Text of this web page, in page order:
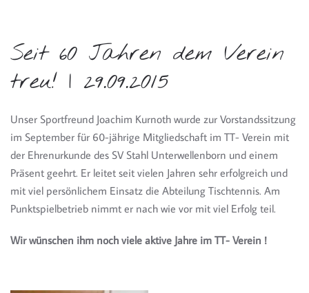
Seit 60 Jahren dem Verein
treu! | 29.09.2015
Unser Sportfreund Joachim Kurnoth wurde zur Vorstandssitzung
im September für 60-jährige Mitgliedschaft im TT- Verein mit
der Ehrenurkunde des SV Stahl Unterwellenborn und einem
Präsent geehrt. Er leitet seit vielen Jahren sehr erfolgreich und
mit viel persönlichem Einsatz die Abteilung Tischtennis. Am
Punktspielbetrieb nimmt er nach wie vor mit viel Erfolg teil.
Wir wünschen ihm noch viele aktive Jahre im TT- Verein !